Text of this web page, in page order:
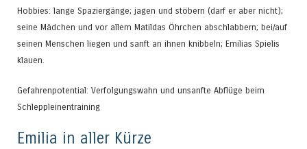
Hobbies: lange Spaziergänge; jagen und stöbern (darf er aber nicht);
seine Mädchen und vor allem Matildas Öhrchen abschlabbern; bei/auf
seinen Menschen liegen und sanft an ihnen knibbeln; Emilias Spielis
klauen.
Gefahrenpotential: Verfolgungswahn und unsanfte Abflüge beim
Schleppleinentraining
Emilia in aller Kürze